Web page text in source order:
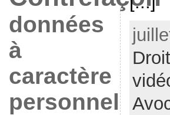
données
à
caractère
personnel